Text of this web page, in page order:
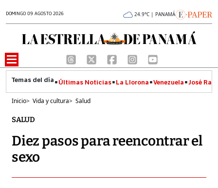
DOMINGO 09 AGOSTO 2026 24.9°C | PANAMÁ
Últimas Noticias La Llorona Venezuela José
Inicio> Vida y cultura> Salud
SALUD
Diez pasos para reencontrar el
sexo